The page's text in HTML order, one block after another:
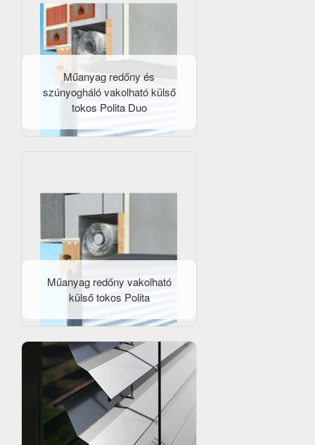
Műanyag redőny és
szúnyogháló vakolható külső
tokos Polita Duo
Műanyag redőny vakolható
külső tokos Polita